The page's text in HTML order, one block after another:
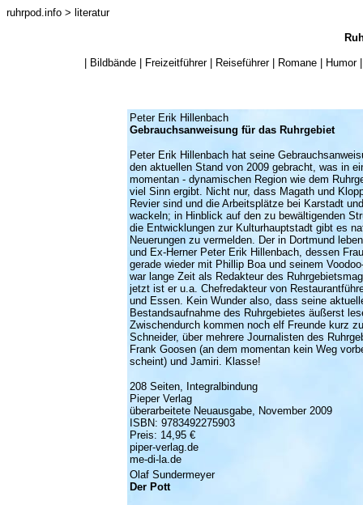
ruhrpod.info > literatur
Bildbände| Freizeitführer| Reiseführer| Romane| Humor
Peter Erik Hillenbach
Gebrauchsanweisung für das Ruhrgebiet
Peter Erik Hillenbach hat seine
den aktuellen Stand von 2009 gebracht, was in
momentan - dynamischen Region wie dem
viel Sinn ergibt. Nicht nur, dass Magath und
Revier sind und die Arbeitsplätze bei Karstadt
wackeln; in Hinblick auf den zu bewältigenden
die Entwicklungen zur Kulturhauptstadt gibt es
Neuerungen zu vermelden. Der in Dortmund
und Ex-Herner Peter Erik Hillenbach, dessen
gerade wieder mit Phillip Boa und seinem
war lange Zeit als Redakteur des
jetzt ist er u.a. Chefredakteur von
und Essen. Kein Wunder also, dass seine
Bestandsaufnahme des Ruhrgebietes äußerst
Zwischendurch kommen noch elf Freunde kurz
Schneider, über mehrere Journalisten des
Frank Goosen (an dem momentan kein Weg
scheint) und Jamiri. Klasse!
208 Seiten, Integralbindung
Pieper Verlag
überarbeitete Neuausgabe, November 2009
ISBN: 9783492275903
Preis: 14,95 €
piper-verlag.de
me-di-la.de
Olaf Sundermeyer
Der Pott